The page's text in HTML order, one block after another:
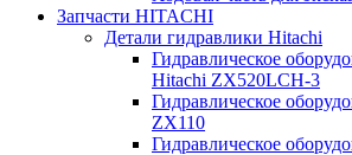
Запчасти HITACHI
Детали гидравлики Hitachi
Гидравлическое
Hitachi ZX520LCH-3
Гидравлическое
ZX110
Гидравлическое